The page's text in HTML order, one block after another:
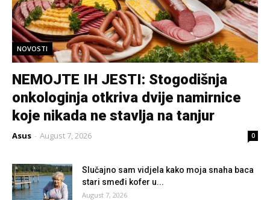
NOVOSTI
NEMOJTE IH JESTI: Stogodišnja
onkologinja otkriva dvije namirnice
koje nikada ne stavlja na tanjur
Asus - August 7, 2026 0
Slučajno sam vidjela kako moja snaha baca
stari smeđi kofer u...
August 7, 2026